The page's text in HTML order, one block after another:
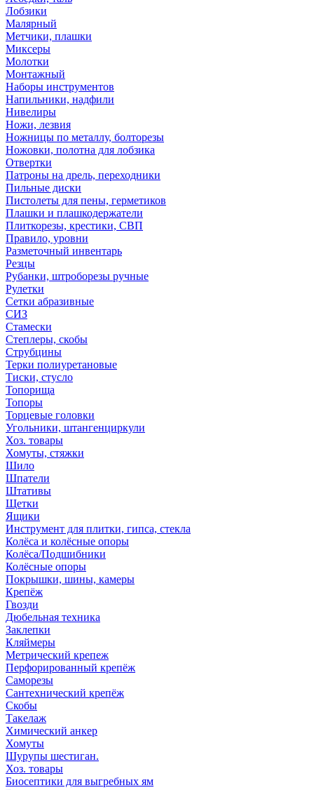
Лобзики
Малярный
Метчики, плашки
Миксеры
Молотки
Монтажный
Наборы инструментов
Напильники, надфили
Нивелиры
Ножи, лезвия
Ножницы по металлу, болторезы
Ножовки, полотна для лобзика
Отвертки
Патроны на дрель, переходники
Пильные диски
Пистолеты для пены, герметиков
Плашки и плашкодержатели
Плиткорезы, крестики, СВП
Правило, уровни
Разметочный инвентарь
Резцы
Рубанки, штроборезы ручные
Рулетки
Сетки абразивные
СИЗ
Стамески
Степлеры, скобы
Струбцины
Терки полиуретановые
Тиски, стусло
Топорища
Топоры
Торцевые головки
Угольники, штангенциркули
Хоз. товары
Хомуты, стяжки
Шило
Шпатели
Штативы
Щетки
Ящики
Инструмент для плитки, гипса, стекла
Колёса и колёсные опоры
Колёса/Подшибники
Колёсные опоры
Покрышки, шины, камеры
Крепёж
Гвозди
Дюбельная техника
Заклепки
Кляймеры
Метрический крепеж
Перфорированный крепёж
Саморезы
Сантехнический крепёж
Скобы
Такелаж
Химический анкер
Хомуты
Шурупы шестиган.
Хоз. товары
Биосептики для выгребных ям